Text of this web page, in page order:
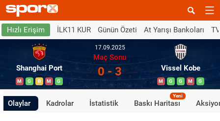
Hızlı Erişim İLK11 KUR Günün Özeti At Yarışı Bankoları
Shanghai Port
M G B M G
17.09.2025
Maç Sonu
0 - 3 Vissel Kobe
M G G M G
Olaylar Kadrolar İstatistik Baskı Haritası
Yeni